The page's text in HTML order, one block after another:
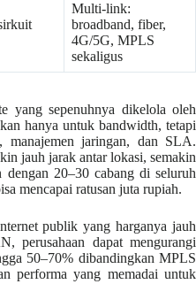
Multi-link:
broadband, fiber,
4G/5G, MPLS
sekaligus
yang sepenuhnya dikelola oleh
hanya untuk bandwidth, tetapi
manajemen jaringan, dan SLA.
jauh jarak antar lokasi, semakin
dengan 20–30 cabang di seluruh
mencapai ratusan juta rupiah.
publik yang harganya jauh
perusahaan dapat mengurangi
50–70% dibandingkan MPLS
performa yang memadai untuk